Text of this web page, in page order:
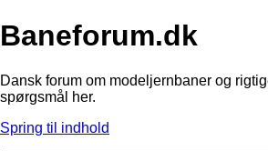
Baneforum.dk
Dansk forum om modeljernbaner og
spørgsmål her.
Spring til indhold